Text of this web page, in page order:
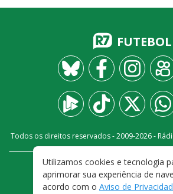
FUTEBOL
Todos os direitos reservados - 2009-2026-
FALE CONOSCO
TERMOS E CONDIÇÕES DE
Utilizamos cookies e tecnologia
aprimorar sua experiência de
acordo com o Aviso de